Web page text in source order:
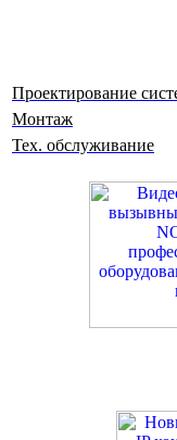
Проектирование
Монтаж
Тех. обслуживание